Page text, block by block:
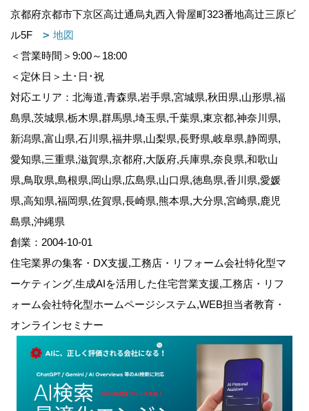
京都府京都市下京区高辻通烏丸西入骨屋町323番地高辻三原ビ
ル5F
地図
＜営業時間＞9:00～18:00
＜定休日＞土･日･祝
対応エリア：北海道,青森県,岩手県,宮城県,秋田県,山形県,福
島県,茨城県,栃木県,群馬県,埼玉県,千葉県,東京都,神奈川県,
新潟県,富山県,石川県,福井県,山梨県,長野県,岐阜県,静岡県,
愛知県,三重県,滋賀県,京都府,大阪府,兵庫県,奈良県,和歌山
県,鳥取県,島根県,岡山県,広島県,山口県,徳島県,香川県,愛媛
県,高知県,福岡県,佐賀県,長崎県,熊本県,大分県,宮崎県,鹿児
島県,沖縄県
創業：2004-10-01
住宅業界の集客・DX支援,工務店・リフォーム会社特化型マ
ーケティング,生成AIを活用した住宅営業支援,工務店・リフ
ォーム会社特化型ホームページシステム,WEB担当者教育・
オンラインセミナー